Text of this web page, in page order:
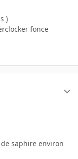
)
fonce
de saphire environ